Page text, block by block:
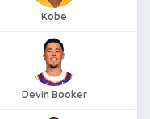
Kobe
Devin Booker